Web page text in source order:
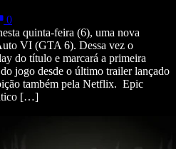
0
quinta-feira (6), uma nova
VI (GTA 6). Dessa vez o
do título e marcará a primeira
jogo desde o último trailer lançado
também pela Netflix. Epic
[…]